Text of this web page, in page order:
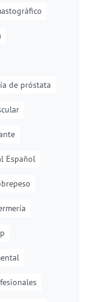
de próstata
Español